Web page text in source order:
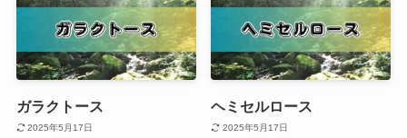
ガラクトース
2025年5月17日
ヘミセルロース
2025年5月17日